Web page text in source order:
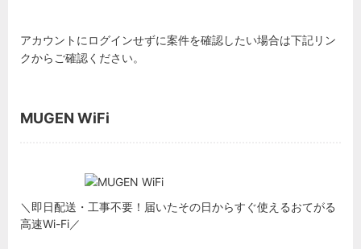
アカウントにログインせずに案件を確認したい場合は下記リン
クからご確認ください。
MUGEN WiFi
＼即日配送・工事不要！届いたその日からすぐ使えるおてがる
高速Wi-Fi／